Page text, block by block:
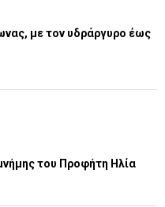
με τον υδράργυρο έως
του Προφήτη Ηλία